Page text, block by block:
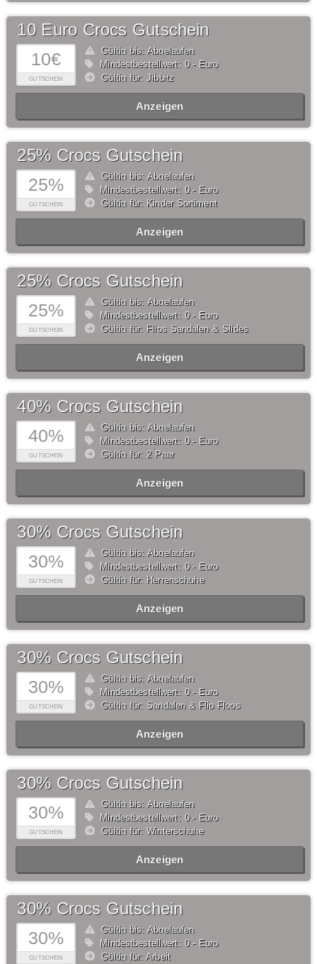
10€
GUTSCHEIN
10 Euro Crocs Gutschein
Gültig bis: Abgelaufen
Mindestbestellwert: 0,- Euro
Gültig für: Jibbitz
Anzeigen
25%
GUTSCHEIN
25% Crocs Gutschein
Gültig bis: Abgelaufen
Mindestbestellwert: 0,- Euro
Gültig für: Kinder Sortiment
Anzeigen
25%
GUTSCHEIN
25% Crocs Gutschein
Gültig bis: Abgelaufen
Mindestbestellwert: 0,- Euro
Gültig für: Flips Sandalen & Slides
Anzeigen
40%
GUTSCHEIN
40% Crocs Gutschein
Gültig bis: Abgelaufen
Mindestbestellwert: 0,- Euro
Gültig für: 2 Paar
Anzeigen
30%
GUTSCHEIN
30% Crocs Gutschein
Gültig bis: Abgelaufen
Mindestbestellwert: 0,- Euro
Gültig für: Herrenschuhe
Anzeigen
30%
GUTSCHEIN
30% Crocs Gutschein
Gültig bis: Abgelaufen
Mindestbestellwert: 0,- Euro
Gültig für: Sandalen & Flip Flops
Anzeigen
30%
GUTSCHEIN
30% Crocs Gutschein
Gültig bis: Abgelaufen
Mindestbestellwert: 0,- Euro
Gültig für: Winterschuhe
Anzeigen
30%
GUTSCHEIN
30% Crocs Gutschein
Gültig bis: Abgelaufen
Mindestbestellwert: 0,- Euro
Gültig für: Arbeit